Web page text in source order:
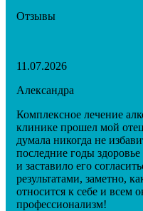
Отзывы
11.07.2026
Александра
Комплексное лечение
клинике прошел мой
думала никогда не
последние годы
и заставило его
результатами, заметно,
относится к себе и
профессионализм!